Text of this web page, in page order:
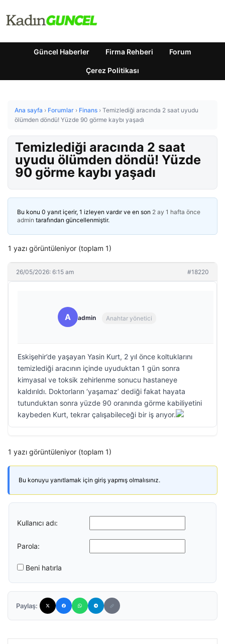
Güncel Haberler Firma Rehberi Forum
Çerez Politikası
Ana sayfa › Forumlar › Finans › Temizlediği aracında 2 saat uyudu
ölümden döndü! Yüzde 90 görme kaybı yaşadı
Temizlediği aracında 2 saat
uyudu ölümden döndü! Yüzde
90 görme kaybı yaşadı
Bu konu 0 yanıt içerir, 1 izleyen vardır ve en son 2 ay 1 hafta önce
admin tarafından güncellenmiştir.
1 yazı görüntüleniyor (toplam 1)
26/05/2026: 6:15 am #18220
A admin Anahtar yönetici
Eskişehir’de yaşayan Yasin Kurt, 2 yıl önce koltuklarını
temizlediği aracının içinde uyuduktan 1 gün sonra
kimyasal ve toksik zehirlenme sonucu hastaneye
kaldırıldı. Doktorların ‘yaşamaz’ dediği fakat hayata
tutunduktan sonra yüzde 90 oranında görme kabiliyetini
kaybeden Kurt, tekrar çalışabileceği bir iş arıyor.
1 yazı görüntüleniyor (toplam 1)
Bu konuyu yanıtlamak için giriş yapmış olmalısınız.
Kullanıcı adı:
Parola:
Beni hatırla
Paylaş: